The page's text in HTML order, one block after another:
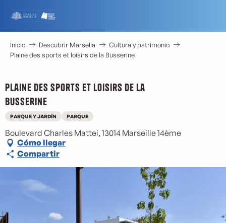
contenu
principal
Inicio Descubrir Marsella
Cultura y patrimonio
Plaine des sports et loisirs de la Busserine
Plaine des sports et loisirs de la
Busserine
PARQUE Y JARDÍN PARQUE
Boulevard Charles Mattei, 13014 Marseille 14ème
Cómo llegar
Compartir